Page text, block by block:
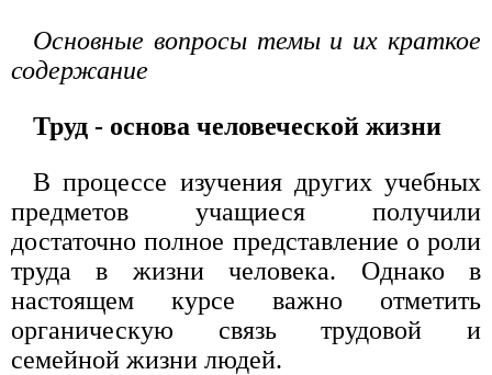
Основные вопросы темы и их краткое
содержание
Труд - основа человеческой жизни
В процессе изучения других учебных
предметов учащиеся получили
достаточно полное представление о роли
труда в жизни человека. Однако в
настоящем курсе важно отметить
органическую связь трудовой и
семейной жизни людей.